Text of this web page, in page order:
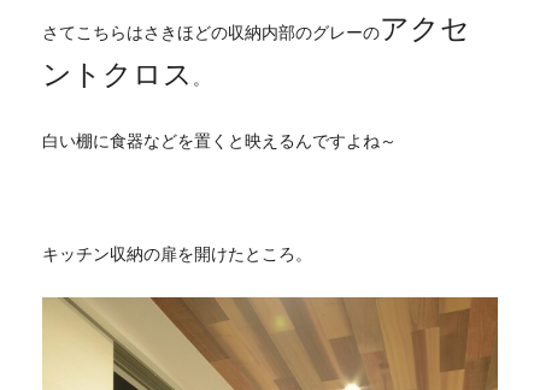
さてこちらはさきほどの収納内部のグレーのアクセ
ントクロス 。
白い棚に食器などを置くと映えるんですよね～
キッチン収納の扉を開けたところ。